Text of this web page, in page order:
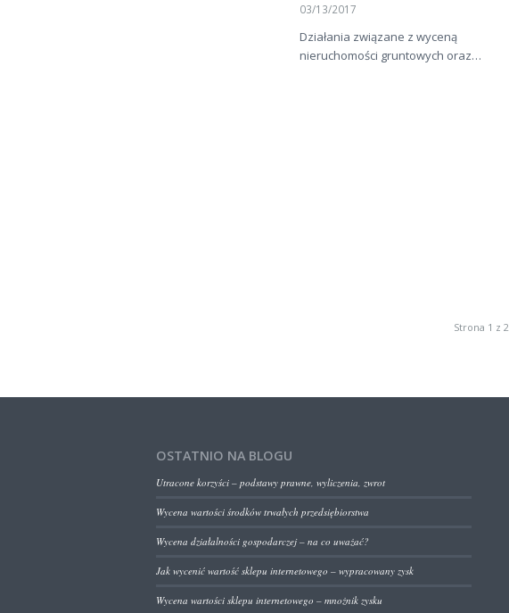
03/13/2017
Działania związane z wyceną
nieruchomości gruntowych oraz…
Strona 1 z 2
OSTATNIO NA BLOGU
Utracone korzyści – podstawy prawne, wyliczenia, zwrot
Wycena wartości środków trwałych przedsiębiorstwa
Wycena działalności gospodarczej – na co uważać?
Jak wycenić wartość sklepu internetowego – wypracowany zysk
Wycena wartości sklepu internetowego – mnożnik zysku